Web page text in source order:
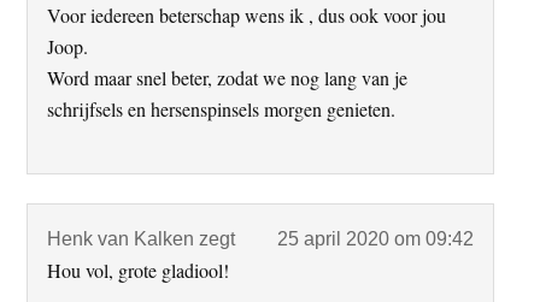
Voor iedereen beterschap wens ik , dus ook voor jou
Joop.
Word maar snel beter, zodat we nog lang van je
schrijfsels en hersenspinsels morgen genieten.
Henk van Kalken zegt 25 april 2020 om 09:42
Hou vol, grote gladiool!